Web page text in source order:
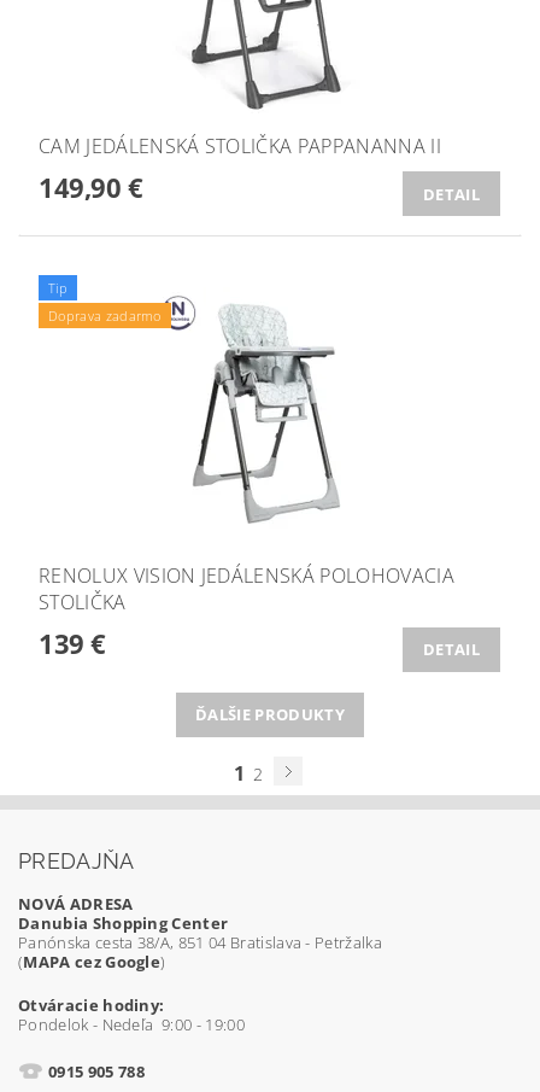
CAM JEDÁLENSKÁ STOLIČKA PAPPANANNA II
149,90 € DETAIL
Tip
Doprava zadarmo
RENOLUX VISION JEDÁLENSKÁ POLOHOVACIA
STOLIČKA
139 € DETAIL
ĎALŠIE PRODUKTY
1 2
PREDAJŇA
NOVÁ ADRESA
Danubia Shopping Center
Panónska cesta 38/A, 851 04 Bratislava - Petržalka
(MAPA cez Google)
Otváracie hodiny:
Pondelok - Nedeľa 9:00 - 19:00
0915 905 788